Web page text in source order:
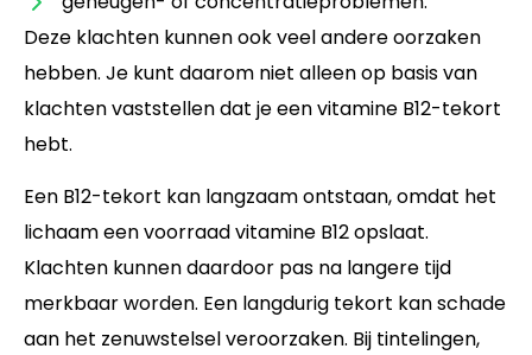
Deze klachten kunnen ook veel andere oorzaken
hebben. Je kunt daarom niet alleen op basis van
klachten vaststellen dat je een vitamine B12-tekort
hebt.
Een B12-tekort kan langzaam ontstaan, omdat het
lichaam een voorraad vitamine B12 opslaat.
Klachten kunnen daardoor pas na langere tijd
merkbaar worden. Een langdurig tekort kan schade
aan het zenuwstelsel veroorzaken. Bij tintelingen,